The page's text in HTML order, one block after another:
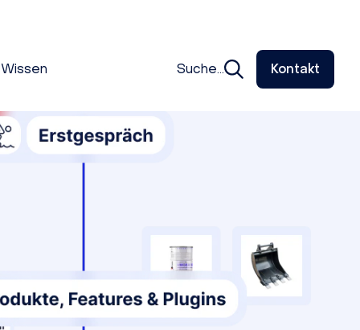
Wissen Suche... Kontakt